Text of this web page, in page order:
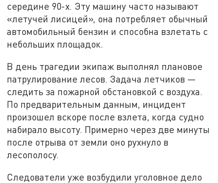
середине 90-х. Эту машину часто называют
«летучей лисицей», она потребляет обычный
автомобильный бензин и способна взлетать с
небольших площадок.
В день трагедии экипаж выполнял плановое
патрулирование лесов. Задача летчиков —
следить за пожарной обстановкой с воздуха.
По предварительным данным, инцидент
произошел вскоре после взлета, когда судно
набирало высоту. Примерно через две минуты
после отрыва от земли оно рухнуло в
лесополосу.
Следователи уже возбудили уголовное дело